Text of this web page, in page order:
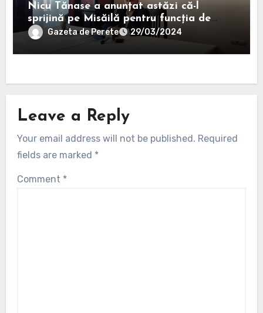
Nicu Tănase a anunțat astăzi că-l
sprijină pe Misăilă pentru funcția de
primar al Focșaniului
Gazeta de Perete 29/03/2024
Leave a Reply
Your email address will not be published. Required
fields are marked *
Comment *